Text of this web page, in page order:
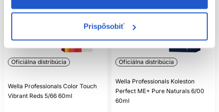
Prispôsobiť
Oficiálna distribúcia
Wella Professionals Color Touch
Vibrant Reds 5/66 60ml
Oficiálna distribúcia
Wella Professionals Koleston
Perfect ME+ Pure Naturals 6/00
60ml